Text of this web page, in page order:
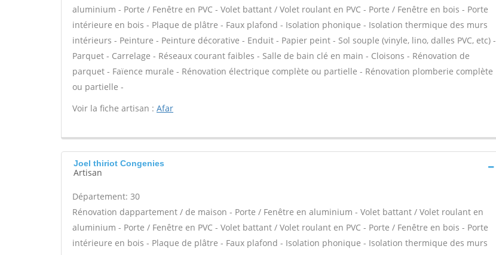
aluminium - Porte / Fenêtre en PVC - Volet battant / Volet roulant en PVC - Porte / Fenêtre en bois - Porte
intérieure en bois - Plaque de plâtre - Faux plafond - Isolation phonique - Isolation thermique des murs
intérieurs - Peinture - Peinture décorative - Enduit - Papier peint - Sol souple (vinyle, lino, dalles PVC, etc) -
Parquet - Carrelage - Réseaux courant faibles - Salle de bain clé en main - Cloisons - Rénovation de
parquet - Faïence murale - Rénovation électrique complète ou partielle - Rénovation plomberie complète
ou partielle -
Voir la fiche artisan : Afar
Joel thiriot Congenies
Artisan
Département: 30
Rénovation dappartement / de maison - Porte / Fenêtre en aluminium - Volet battant / Volet roulant en
aluminium - Porte / Fenêtre en PVC - Volet battant / Volet roulant en PVC - Porte / Fenêtre en bois - Porte
intérieure en bois - Plaque de plâtre - Faux plafond - Isolation phonique - Isolation thermique des murs